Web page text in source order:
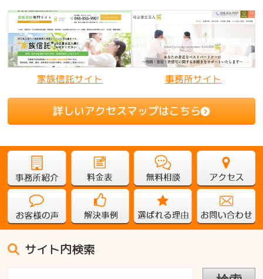
家族信託サイト 事務所サイト
詳しいアクセスマップはこちら
サイト内検索